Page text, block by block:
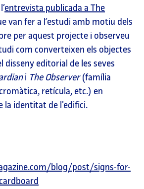
entrevista publicada a The
van fer a l’estudi amb motiu dels
per aquest projecte i observeu
com converteixen els objectes
disseny editorial de les seves
i The Observer(família
retícula, etc.) en
la identitat de l’edifici.
blog/post/signs-for-